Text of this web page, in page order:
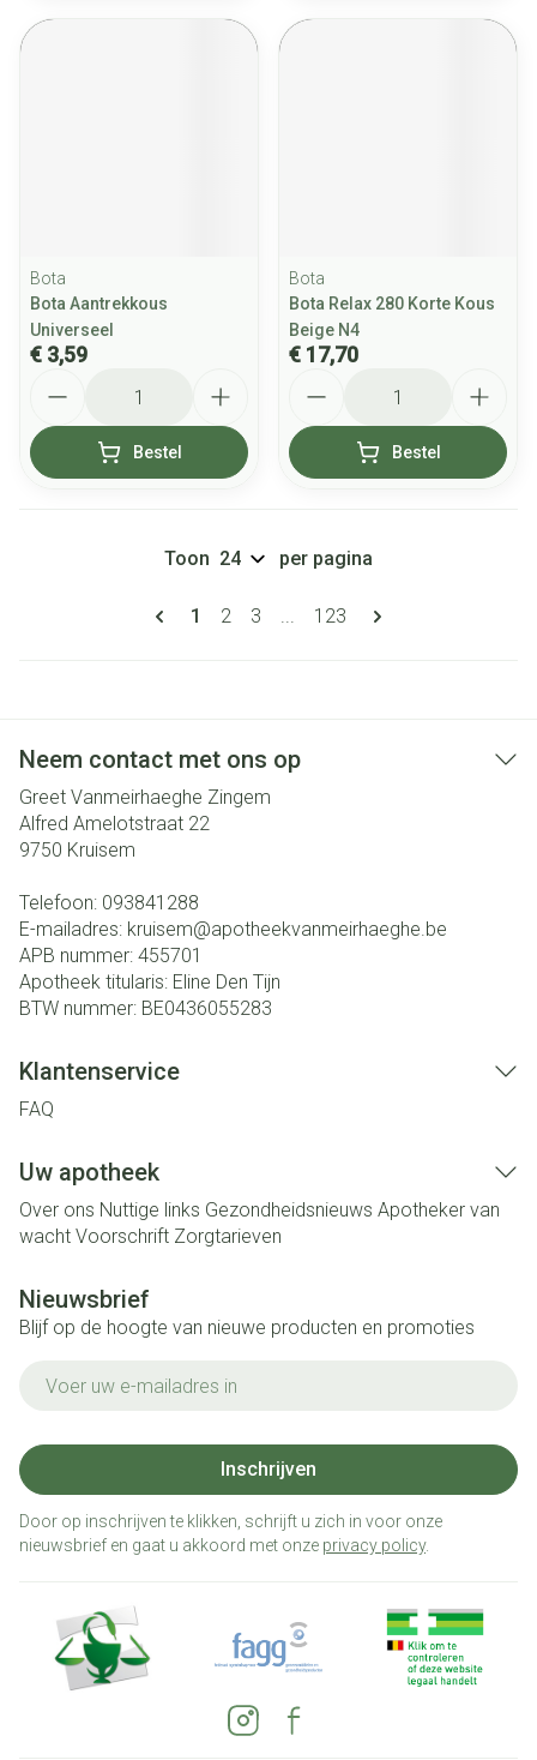
Bota
Bota Aantrekkous
Universeel
€ 3,59
Bestel
Bota
Bota Relax 280 Korte Kous
Beige N4
€ 17,70
Bestel
Pagina's
U lees momenteel pagina
1 Pagina
2 Pagina
3 ... Pagina
123
Toon per pagina
Neem contact met ons op
Greet Vanmeirhaeghe Zingem
Alfred Amelotstraat 22
9750 Kruisem
Telefoon: 093841288
E-mailadres: kruisem@apotheekvanmeirhaeghe.be
APB nummer: 455701
Apotheek titularis: Eline Den Tijn
BTW nummer: BE0436055283
Klantenservice
FAQ
Uw apotheek
Over ons Nuttige links Gezondheidsnieuws Apotheker van
wacht Voorschrift Zorgtarieven
Nieuwsbrief
Blijf op de hoogte van nieuwe producten en promoties
Inschrijven
Door op inschrijven te klikken, schrijft u zich in voor onze
nieuwsbrief en gaat u akkoord met onze privacy policy.